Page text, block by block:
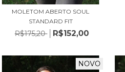
MOLETOM ABERTO SOUL
STANDARD FIT
R$175,20 R$152,00
NOVO